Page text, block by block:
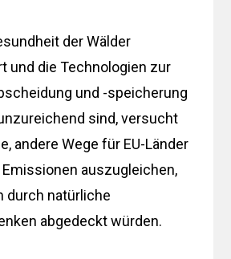
der Wälder
und die Technologien zur
und -speicherung
sind, versucht
andere Wege für EU-Länder
auszugleichen,
durch natürliche
abgedeckt würden.